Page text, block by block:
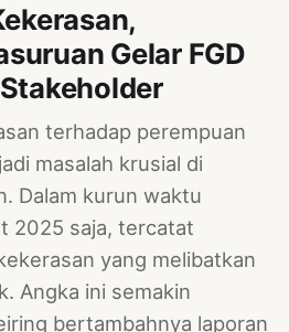
Gelar FGD
terhadap perempuan
masalah krusial di
Dalam kurun waktu
2025 saja, tercatat
yang melibatkan
Angka ini semakin
bertambahnya laporan